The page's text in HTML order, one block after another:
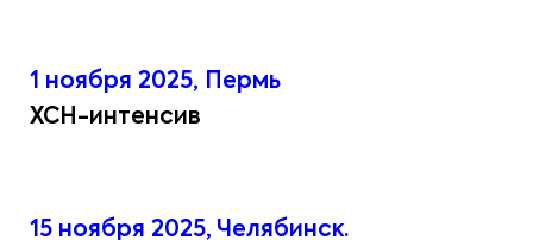
1 ноября 2025, Пермь
ХСН-интенсив
15 ноября 2025, Челябинск.